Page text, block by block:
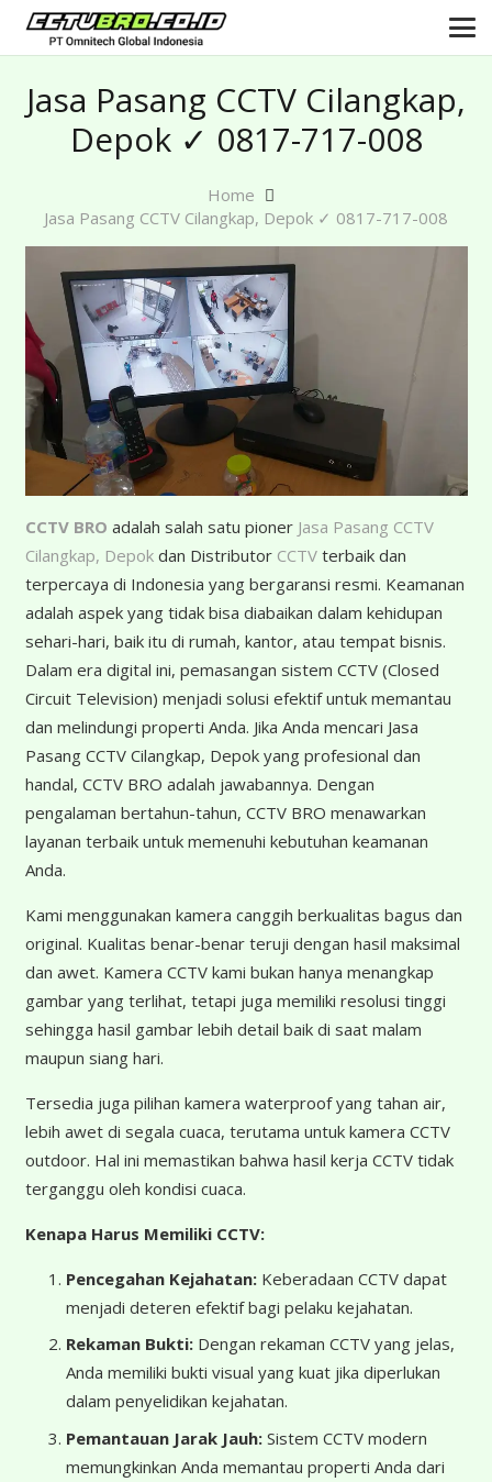
Jasa Pasang CCTV Cilangkap,
Depok ✓ 0817-717-008
Home
Jasa Pasang CCTV Cilangkap, Depok ✓ 0817-717-008
CCTV BRO adalah salah satu pioner Jasa Pasang CCTV
Cilangkap, Depokdan Distributor CCTVterbaik dan
terpercaya di Indonesia yang bergaransi resmi. Keamanan
adalah aspek yang tidak bisa diabaikan dalam kehidupan
sehari-hari, baik itu di rumah, kantor, atau tempat bisnis.
Dalam era digital ini, pemasangan sistem CCTV (Closed
Circuit Television) menjadi solusi efektif untuk memantau
dan melindungi properti Anda. Jika Anda mencari Jasa
Pasang CCTV Cilangkap, Depok yang profesional dan
handal, CCTV BRO adalah jawabannya. Dengan
pengalaman bertahun-tahun, CCTV BRO menawarkan
layanan terbaik untuk memenuhi kebutuhan keamanan
Anda.
Kami menggunakan kamera canggih berkualitas bagus dan
original. Kualitas benar-benar teruji dengan hasil maksimal
dan awet. Kamera CCTV kami bukan hanya menangkap
gambar yang terlihat, tetapi juga memiliki resolusi tinggi
sehingga hasil gambar lebih detail baik di saat malam
maupun siang hari.
Tersedia juga pilihan kamera waterproof yang tahan air,
lebih awet di segala cuaca, terutama untuk kamera CCTV
outdoor. Hal ini memastikan bahwa hasil kerja CCTV tidak
terganggu oleh kondisi cuaca.
Kenapa Harus Memiliki CCTV:
Pencegahan Kejahatan: Keberadaan CCTV dapat
menjadi deteren efektif bagi pelaku kejahatan.
Rekaman Bukti: Dengan rekaman CCTV yang jelas,
Anda memiliki bukti visual yang kuat jika diperlukan
dalam penyelidikan kejahatan.
Pemantauan Jarak Jauh: Sistem CCTV modern
memungkinkan Anda memantau properti Anda dari